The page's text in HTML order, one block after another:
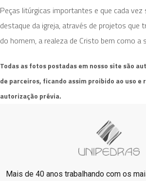
Peças litúrgicas importantes e que cada
destaque da igreja, através de projetos que
do homem, a realeza de Cristo bem como a
Todas as fotos postadas em nosso site são
de parceiros, ficando assim proibido ao uso e
autorização prévia.
Mais de 40 anos trabalhando com os